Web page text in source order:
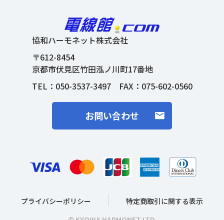
協和ハーモネット株式会社
〒612-8454
京都市伏見区竹田泓ノ川町17番地
TEL： 050-3537-3497FAX：075-602-0560
お問い合わせ
プライバシーポリシー
特定商取引に関する表示